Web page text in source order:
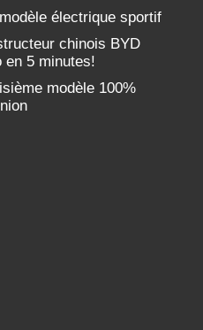
électrique sportif
chinois BYD
en 5 minutes!
modèle 100%